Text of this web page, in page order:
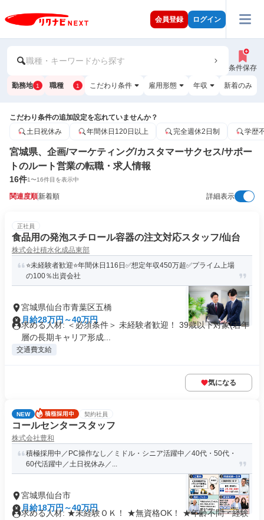
会員登録 ログイン
職種・キーワードから探す
条件保存
勤務地 1 職種 1 こだわり条件 雇用形態 年収 新着のみ
こだわり条件の追加設定を忘れていませんか？
土日祝休み
年間休日120日以上 完全週休2日制 学歴
宮城県、企画/マーケティング/カスタマーサクセス/サポー
トのルート営業の転職・求人情報
16件1〜16件目を表示中
関連度順新着順 詳細表示
正社員
食品用の発泡スチロール容器の注文対応スタッフ/仙台
株式会社積水化成品東部
⭐未経験者歓迎⭐年間休日116日✅想定年収450万超✅プライム上場
の100％出資会社
宮城県仙台市青葉区五橋
月給28万円～40万円
求める人材: ＜必須条件＞ 未経験者歓迎！ 39歳以下対象(若年
層の長期キャリア形成...
交通費支給
気になる
NEW 契約社員
コールセンタースタッフ
株式会社豊和
積極採用中／PC操作なし／ミドル・シニア活躍中／40代・50代・
60代活躍中／土日祝休み／...
宮城県仙台市
月給18万円～40万円
求める人材: ★未経験ＯＫ！ ★無資格OK！ ★年齢不問・経験